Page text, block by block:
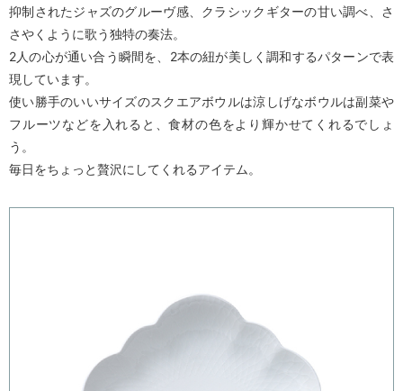
抑制されたジャズのグルーヴ感、クラシックギターの甘い調べ、さ
さやくように歌う独特の奏法。
2人の心が通い合う瞬間を、2本の紐が美しく調和するパターンで表
現しています。
使い勝手のいいサイズのスクエアボウルは涼しげなボウルは副菜や
フルーツなどを入れると、食材の色をより輝かせてくれるでしょ
う。
毎日をちょっと贅沢にしてくれるアイテム。